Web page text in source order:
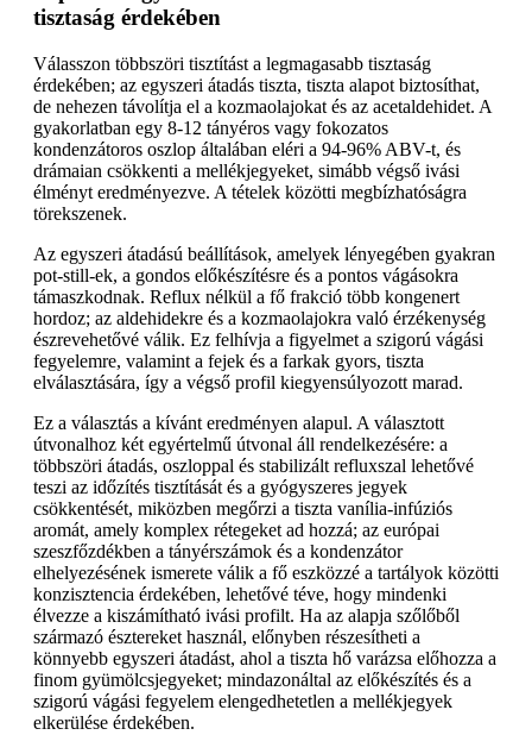
tisztaság érdekében
Válasszon többszöri tisztítást a legmagasabb tisztaság
érdekében; az egyszeri átadás tiszta, tiszta alapot biztosíthat,
de nehezen távolítja el a kozmaolajokat és az acetaldehidet. A
gyakorlatban egy 8-12 tányéros vagy fokozatos
kondenzátoros oszlop általában eléri a 94-96% ABV-t, és
drámaian csökkenti a mellékjegyeket, simább végső ivási
élményt eredményezve. A tételek közötti megbízhatóságra
törekszenek.
Az egyszeri átadású beállítások, amelyek lényegében gyakran
pot-still-ek, a gondos előkészítésre és a pontos vágásokra
támaszkodnak. Reflux nélkül a fő frakció több kongenert
hordoz; az aldehidekre és a kozmaolajokra való érzékenység
észrevehetővé válik. Ez felhívja a figyelmet a szigorú vágási
fegyelemre, valamint a fejek és a farkak gyors, tiszta
elválasztására, így a végső profil kiegyensúlyozott marad.
Ez a választás a kívánt eredményen alapul. A választott
útvonalhoz két egyértelmű útvonal áll rendelkezésére: a
többszöri átadás, oszloppal és stabilizált refluxszal lehetővé
teszi az időzítés tisztítását és a gyógyszeres jegyek
csökkentését, miközben megőrzi a tiszta vanília-infúziós
aromát, amely komplex rétegeket ad hozzá; az európai
szeszfőzdékben a tányérszámok és a kondenzátor
elhelyezésének ismerete válik a fő eszközzé a tartályok közötti
konzisztencia érdekében, lehetővé téve, hogy mindenki
élvezze a kiszámítható ivási profilt. Ha az alapja szőlőből
származó észtereket használ, előnyben részesítheti a
könnyebb egyszeri átadást, ahol a tiszta hő varázsa előhozza a
finom gyümölcsjegyeket; mindazonáltal az előkészítés és a
szigorú vágási fegyelem elengedhetetlen a mellékjegyek
elkerülése érdekében.